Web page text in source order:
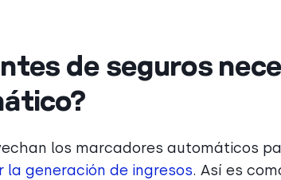
de seguros
los marcadores automáticos
la generación de ingresos. Así es